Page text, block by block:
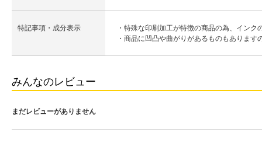
特記事項・成分表示
・特殊な印刷加工が特徴の商品の為、イン
・商品に凹凸や曲がりがあるものもありま
みんなのレビュー
まだレビューがありません